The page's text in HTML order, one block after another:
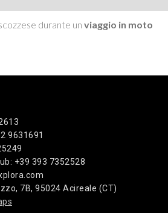
durante un viaggio in moto
9631691
+39 393 7352528
7B, 95024 Acireale (CT)